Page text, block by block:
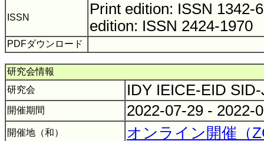
ISSN
Print edition: ISSN
edition: ISSN 2424-1970
PDFダウンロード
研究会情報
研究会
IDY IEICE-EID
開催期間 2022-07-29 - 2022-
開催地（和） オンライン開催（